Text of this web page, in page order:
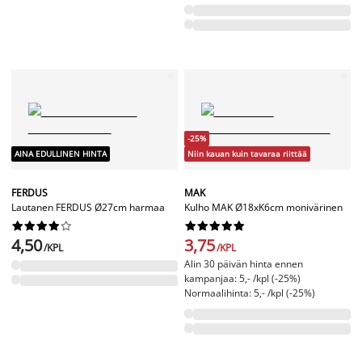
AINA EDULLINEN HINTA
FERDUS
Lautanen FERDUS Ø27cm harmaa






4,50/KPL
-25%
Niin kauan kuin tavaraa riittää
MAK
Kulho MAK Ø18xK6cm monivärinen






3,75/KPL
Alin 30 päivän hinta ennen
kampanjaa: 5,- /kpl (-25%)
Normaalihinta: 5,- /kpl (-25%)